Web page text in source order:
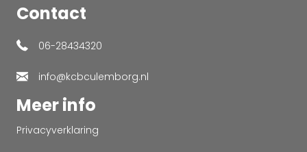
Contact
06-28434320
info@kcbculemborg.nl
Meer info
Privacyverklaring